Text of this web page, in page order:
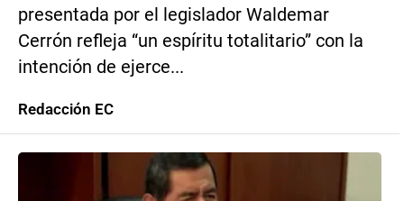
presentada por el legislador Waldemar
Cerrón refleja “un espíritu totalitario” con la
intención de ejerce...
Redacción EC